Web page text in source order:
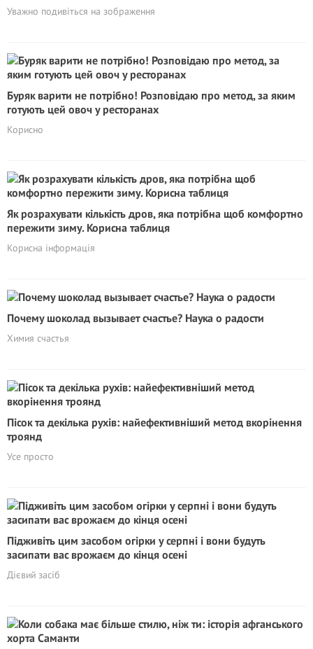
Уважно подивіться на зображення
Буряк варити не потрібно! Розповідаю про метод, за яким
готують цей овоч у ресторанах
Корисно
Як розрахувати кількість дров, яка потрібна щоб комфортно
пережити зиму. Корисна таблиця
Корисна інформація
Почему шоколад вызывает счастье? Наука о радости
Химия счастья
Пісок та декілька рухів: найефективніший метод вкорінення
троянд
Усе просто
Підживіть цим засобом огірки у серпні і вони будуть
засипати вас врожаєм до кінця осені
Дієвий засіб